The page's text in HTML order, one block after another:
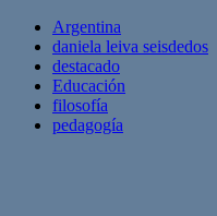
Argentina
daniela leiva seisdedos
destacado
Educación
filosofía
pedagogía